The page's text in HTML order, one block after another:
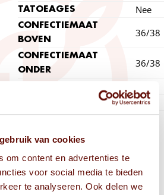
van cookies
om content en advertenties te
voor social media te bieden
te analyseren. Ook delen we
TATOEAGES Nee
CONFECTIEMAAT
BOVEN
36/38
CONFECTIEMAAT
ONDER
36/38
A